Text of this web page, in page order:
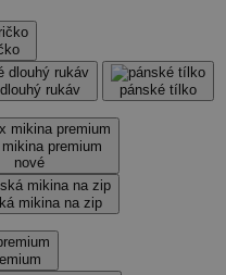
rukáv pánské tílko
premium
nové
mikina na zip